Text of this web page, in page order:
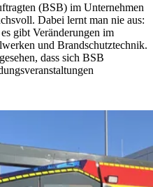
(BSB) im Unternehmen
Dabei lernt man nie aus:
gibt Veränderungen im
und Brandschutztechnik.
dass sich BSB